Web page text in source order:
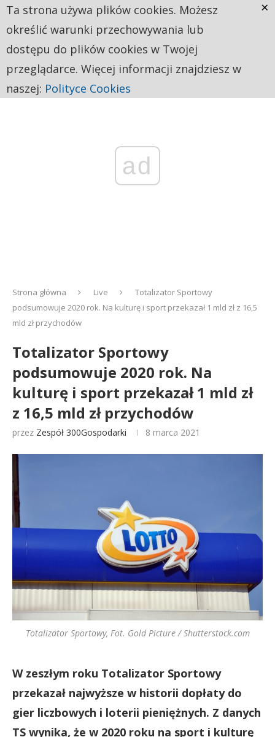
ad
Strona główna Live
Totalizator Sportowy
podsumowuje 2020 rok. Na kulturę i sport przekazał 1 mld zł z 16,5
mld zł przychodów
Totalizator Sportowy
podsumowuje 2020 rok. Na
kulturę i sport przekazał 1 mld zł
z 16,5 mld zł przychodów
przez Zespół 300Gospodarki 8 marca 2021
Totalizator Sportowy, Fot. Gold Picture / Shutterstock.com
W zeszłym roku Totalizator Sportowy
przekazał najwyższe w historii dopłaty do
gier liczbowych i loterii pieniężnych. Z danych
TS wynika, że w 2020 roku na sport i kulturę
Ta strona używa plików cookies. Możesz
określić warunki przechowywania lub
dostępu do plików cookies w Twojej
przeglądarce. Więcej informacji znajdziesz w
naszej: Polityce Cookies
×